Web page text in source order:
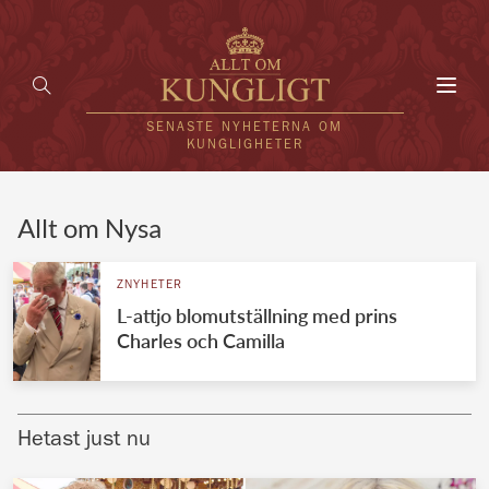
SENASTE NYHETERNA OM
KUNGLIGHETER
UTLÄNDSKT
VÄRLDENS KUNGAHUS
Brittiska kungahuset
Allt om Nysa
ZNYHETER
L-attjo blomutställning med prins
Charles och Camilla
Hetast just nu